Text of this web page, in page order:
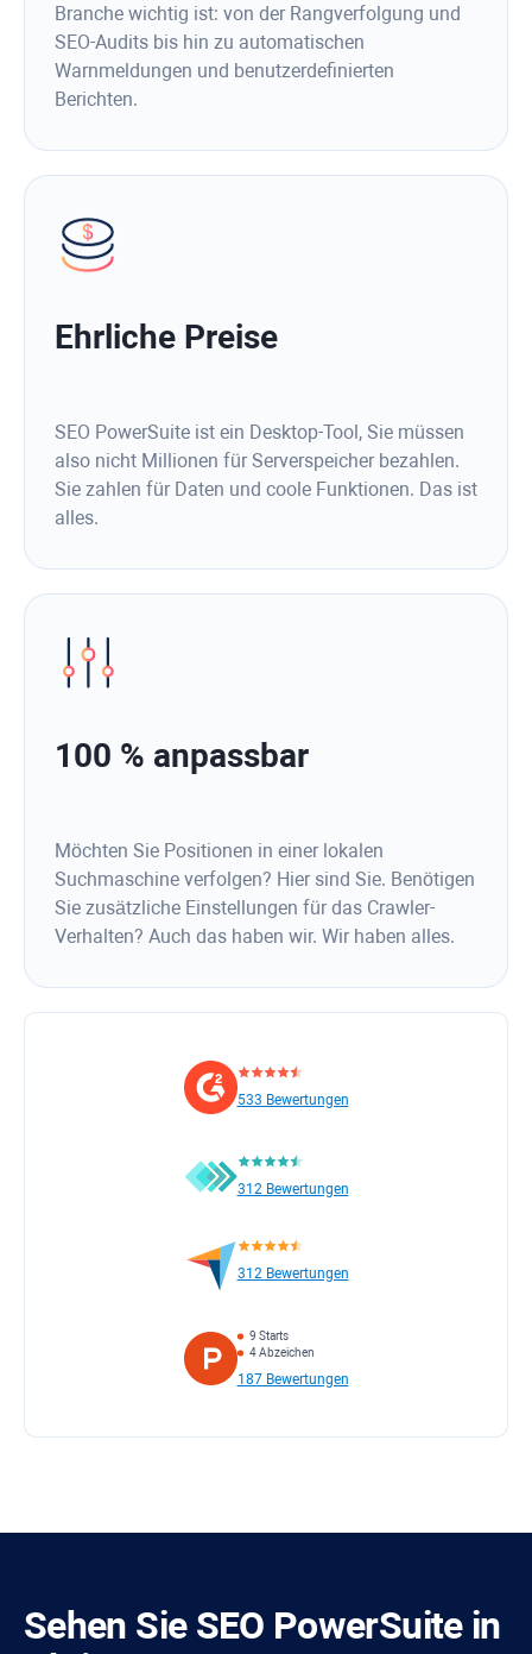
Branche wichtig ist: von der Rangverfolgung und
SEO-Audits bis hin zu automatischen
Warnmeldungen und benutzerdefinierten
Berichten.
Ehrliche Preise
SEO PowerSuite ist ein Desktop-Tool, Sie müssen
also nicht Millionen für Serverspeicher bezahlen.
Sie zahlen für Daten und coole Funktionen. Das ist
alles.
100 % anpassbar
Möchten Sie Positionen in einer lokalen
Suchmaschine verfolgen? Hier sind Sie. Benötigen
Sie zusätzliche Einstellungen für das Crawler-
Verhalten? Auch das haben wir. Wir haben alles.
533 Bewertungen
312 Bewertungen
312 Bewertungen
9 Starts
4 Abzeichen
187 Bewertungen
Sehen Sie SEO PowerSuitein